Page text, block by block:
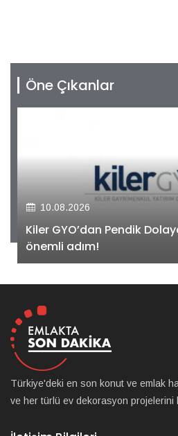
Öne Çıkanlar
10.08.2026
Kiler GYO’dan Pendik
önemli adım!
Türkiye'deki en son konut ve emlak
ve her türlü ev dekorasyon